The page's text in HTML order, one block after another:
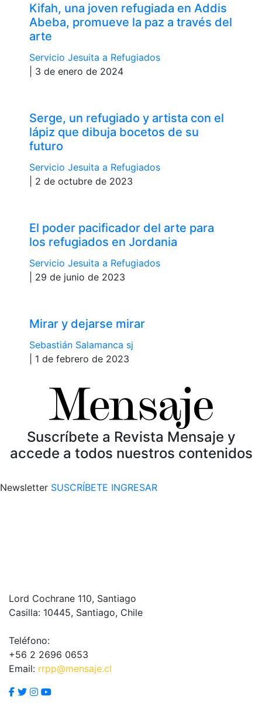
Kifah, una joven refugiada en Addis
Abeba, promueve la paz a través del
arte
Servicio Jesuita a Refugiados
| 3 de enero de 2024
Serge, un refugiado y artista con el
lápiz que dibuja bocetos de su
futuro
Servicio Jesuita a Refugiados
| 2 de octubre de 2023
El poder pacificador del arte para
los refugiados en Jordania
Servicio Jesuita a Refugiados
| 29 de junio de 2023
Mirar y dejarse mirar
Sebastián Salamanca sj
| 1 de febrero de 2023
Suscríbete a Revista Mensaje y
accede a todos nuestros contenidos
Newsletter SUSCRÍBETE INGRESAR
Lord Cochrane 110, Santiago
Casilla: 10445, Santiago, Chile
Teléfono:
+56 2 2696 0653
Email: rrpp@mensaje.cl